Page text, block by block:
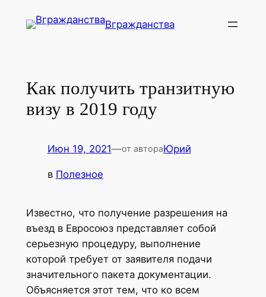
Вгражданства
Как получить транзитную
визу в 2019 году
Июн 19, 2021—от автораЮрий
в Полезное
Известно, что получение разрешения на
въезд в Евросоюз представляет собой
серьезную процедуру, выполнение
которой требует от заявителя подачи
значительного пакета документации.
Объясняется этот тем, что ко всем